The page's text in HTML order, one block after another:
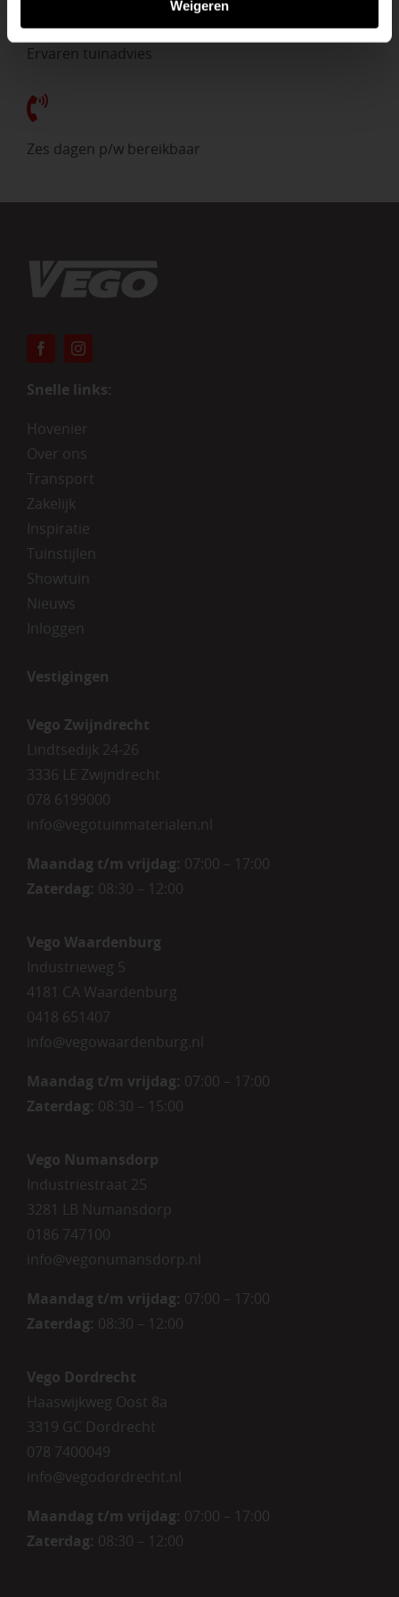
Weigeren
Ervaren tuinadvies
Zes dagen p/w bereikbaar
Snelle links:
Hovenier
Over ons
Transport
Zakelijk
Inspiratie
Tuinstijlen
Showtuin
Nieuws
Inloggen
Vestigingen
Vego Zwijndrecht
Lindtsedijk 24-26
3336 LE Zwijndrecht
078 6199000
info@vegotuinmaterialen.nl
Maandag t/m vrijdag: 07:00 – 17:00
Zaterdag: 08:30 – 12:00
Vego Waardenburg
Industrieweg 5
4181 CA Waardenburg
0418 651407
info@vegowaardenburg.nl
Maandag t/m vrijdag: 07:00 – 17:00
Zaterdag: 08:30 – 15:00
Vego Numansdorp
Industriestraat 25
3281 LB Numansdorp
0186 747100
info@vegonumansdorp.nl
Maandag t/m vrijdag: 07:00 – 17:00
Zaterdag: 08:30 – 12:00
Vego Dordrecht
Haaswijkweg Oost 8a
3319 GC Dordrecht
078 7400049
info@vegodordrecht.nl
Maandag t/m vrijdag: 07:00 – 17:00
Zaterdag: 08:30 – 12:00